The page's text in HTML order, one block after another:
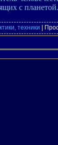
с
техники |